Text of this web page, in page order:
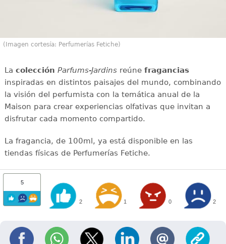
(Imagen cortesía: Perfumerías Fetiche)
La colección Parfums-Jardinsreúne fragancias
inspiradas en distintos paisajes del mundo, combinando
la visión del perfumista con la temática anual de la
Maison para crear experiencias olfativas que invitan a
disfrutar cada momento compartido.
La fragancia, de 100ml, ya está disponible en las
tiendas físicas de Perfumerías Fetiche.
5
2 1 0 2